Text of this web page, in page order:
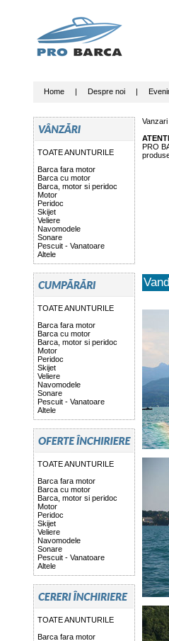
Home| Despre noi|
TOATE ANUNTURILE
Barca fara motor
Barca cu motor
Barca, motor si peridoc
Motor
Peridoc
Skijet
Veliere
Navomodele
Sonare
Pescuit - Vanatoare
Altele
TOATE ANUNTURILE
Barca fara motor
Barca cu motor
Barca, motor si peridoc
Motor
Peridoc
Skijet
Veliere
Navomodele
Sonare
Pescuit - Vanatoare
Altele
TOATE ANUNTURILE
Barca fara motor
Barca cu motor
Barca, motor si peridoc
Motor
Peridoc
Skijet
Veliere
Navomodele
Sonare
Pescuit - Vanatoare
Altele
TOATE ANUNTURILE
Barca fara motor
Vanzari
PRO